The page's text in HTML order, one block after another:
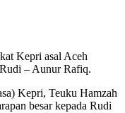
Kepri asal Aceh
– Aunur Rafiq.
Kepri, Teuku Hamzah
besar kepada Rudi